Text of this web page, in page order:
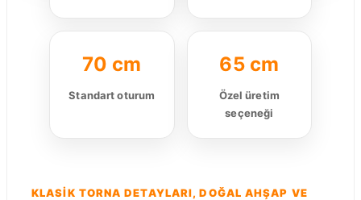
70 cm
Standart oturum
65 cm
Özel üretim
seçeneği
KLASIK TORNA DETAYLARI, DOĞAL AHŞAP VE